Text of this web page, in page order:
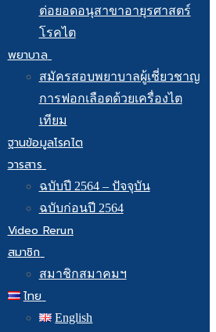
ต่อยอดอนุสาขาอายุรศาสตร์
โรคไต
พยาบาล
สมัครสอบพยาบาลผู้เชี่ยวชาญ
การฟอกเลือดด้วยเครื่องไต
เทียม
ฐานข้อมูลโรคไต
วารสาร
ฉบับปี 2564 – ปัจจุบัน
ฉบับก่อนปี 2564
Video Rerun
สมาชิก
สมาชิกสมาคมฯ
ไทย
English